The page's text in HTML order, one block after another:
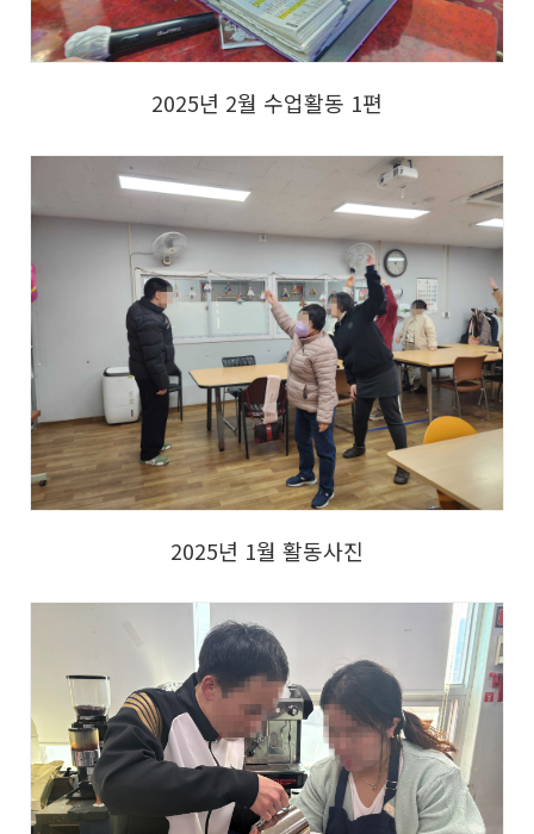
2025년 2월 수업활동 1편
2025년 1월 활동사진